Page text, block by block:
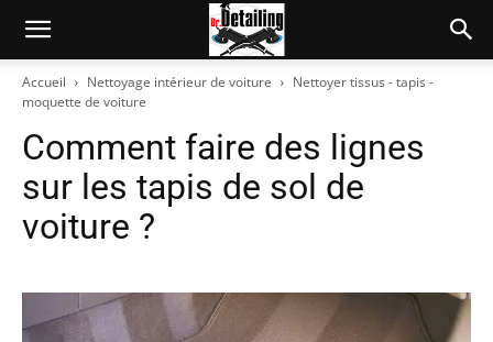
Accueil Nettoyage intérieur de voiture
Nettoyer tissus - tapis -
moquette de voiture
Comment faire des lignes
sur les tapis de sol de
voiture ?